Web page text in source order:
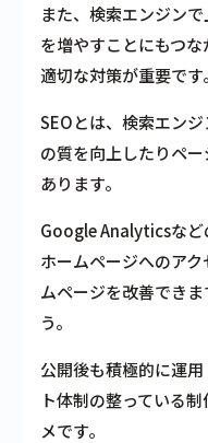
また、検索エンジン
を増やすことにもつ
適切な対策が重要です。
SEOとは、検索エン
の質を向上したりペ
あります。
Google Analyticsなど
ホームページへのア
ムページを改善でき
う。
公開後も積極的に運
ト体制の整っている
メです。